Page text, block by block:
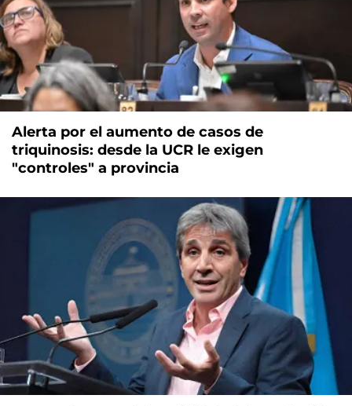
Alerta por el aumento de casos de
triquinosis: desde la UCR le exigen
"controles" a provincia